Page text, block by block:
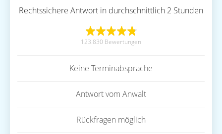
Rechtssichere Antwort in durchschnittlich 2 Stunden
123.830 Bewertungen
Keine Terminabsprache
Antwort vom Anwalt
Rückfragen möglich